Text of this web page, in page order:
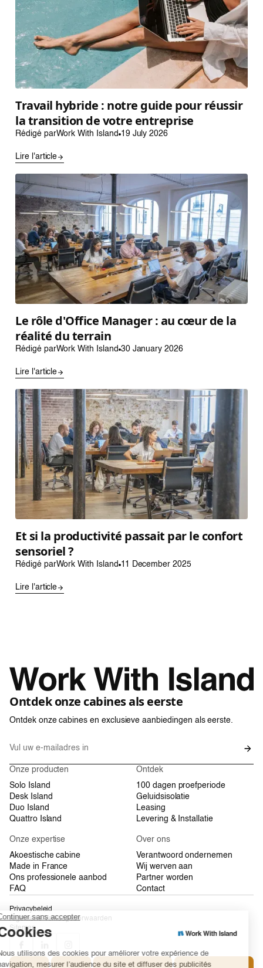
Travail hybride : notre guide pour réussir
la transition de votre entreprise
Rédigé parWork With Island 19 July 2026
Lire l'article
Le rôle d'Office Manager : au cœur de la
réalité du terrain
Rédigé parWork With Island 30 January 2026
Lire l'article
Et si la productivité passait par le confort
sensoriel ?
Rédigé parWork With Island 11 December 2025
Lire l'article
Ontdek onze cabines als eerste
Ontdek onze cabines en exclusieve aanbiedingen als eerste.
Onze producten
Solo Island
Desk Island
Duo Island
Quattro Island
Ontdek
100 dagen proefperiode
Geluidsisolatie
Leasing
Levering & Installatie
Onze expertise
Akoestische cabine
Made in France
Ons professionele aanbod
FAQ
Over ons
Verantwoord ondernemen
Wij werven aan
Partner worden
Contact
Privacybeleid
Algemene Verkoopvoorwaarden
Sitemap